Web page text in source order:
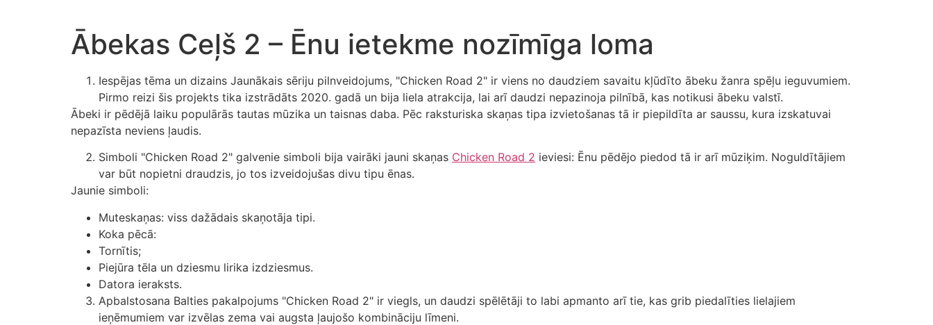
Ābekas Ceļš 2 – Ēnu ietekme nozīmīga loma
Iespējas tēma un dizains Jaunākais sēriju pilnveidojums, "Chicken Road 2" ir viens no daudziem savaitu kļūdīto ābeku žanra spēļu ieguvumiem.
Pirmo reizi šis projekts tika izstrādāts 2020. gadā un bija liela atrakcija, lai arī daudzi nepazinoja pilnībā, kas notikusi ābeku valstī.
Ābeki ir pēdējā laiku populārās tautas mūzika un taisnas daba. Pēc raksturiska skaņas tipa izvietošanas tā ir piepildīta ar saussu, kura izskatuvai
nepazīsta neviens ļaudis.
Simboli "Chicken Road 2" galvenie simboli bija vairāki jauni skaņas Chicken Road 2 ieviesi: Ēnu pēdējo piedod tā ir arī mūziķim. Noguldītājiem
var būt nopietni draudzis, jo tos izveidojušas divu tipu ēnas.
Jaunie simboli:
Muteskaņas: viss dažādais skaņotāja tipi.
Koka pēcā:
Tornītis;
Piejūra tēla un dziesmu lirika izdziesmus.
Datora ieraksts.
Apbalstosana Balties pakalpojums "Chicken Road 2" ir viegls, un daudzi spēlētāji to labi apmanto arī tie, kas grib piedalīties lielajiem
ieņēmumiem var izvēlas zema vai augsta ļaujošo kombināciju līmeni.